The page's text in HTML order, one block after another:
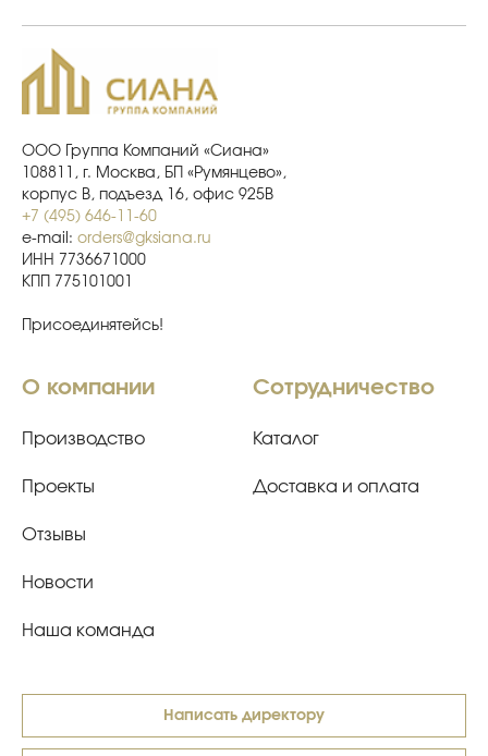
ООО Группа Компаний «Сиана»
108811, г. Москва, БП «Румянцево»,
корпус В, подъезд 16, офис 925В
+7 (495) 646-11-60
e-mail: orders@gksiana.ru
ИНН 7736671000
КПП 775101001
Присоединятейсь!
О компании
Производство
Проекты
Отзывы
Новости
Наша команда
Сотрудничество
Каталог
Доставка и оплата
Написать директору